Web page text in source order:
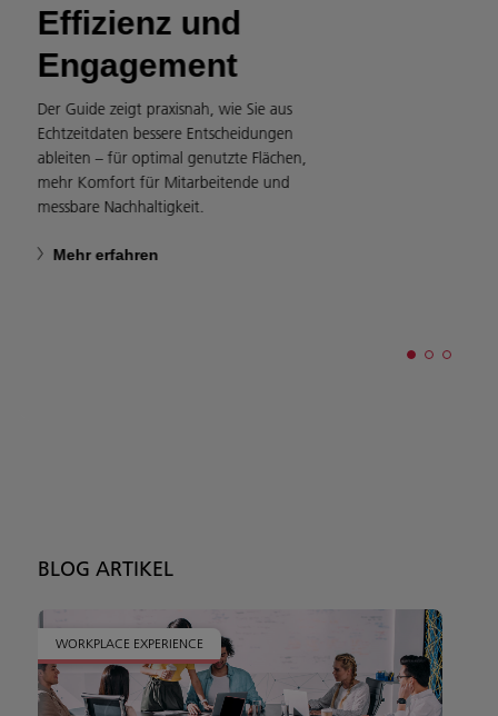
Effizienz und
Engagement
Der Guide zeigt praxisnah, wie Sie aus
Echtzeitdaten bessere Entscheidungen
ableiten – für optimal genutzte Flächen,
mehr Komfort für Mitarbeitende und
messbare Nachhaltigkeit.
Mehr erfahren
BLOG ARTIKEL
WORKPLACE EXPERIENCE